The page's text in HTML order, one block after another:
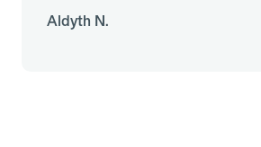
Aldyth N.